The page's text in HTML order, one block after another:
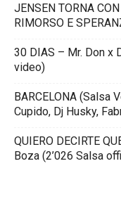
JENSEN TORNA
RIMORSO E
30 DIAS – Mr. Don x
video)
BARCELONA (Salsa
Cupido, Dj Husky,
QUIERO DECIRTE
Boza (2’026 Salsa